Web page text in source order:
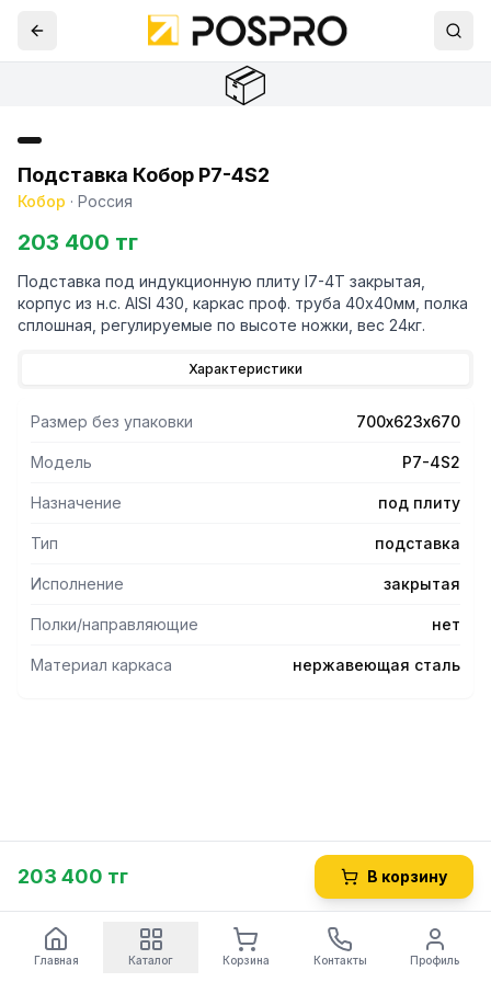
📦
Подставка Кобор P7-4S2
Кобор · Россия
203 400 тг
Подставка под индукционную плиту I7-4T закрытая,
корпус из н.с. AISI 430, каркас проф. труба 40х40мм, полка
сплошная, регулируемые по высоте ножки, вес 24кг.
Характеристики
Размер без упаковки 700х623х670
Модель P7-4S2
Назначение под плиту
Тип подставка
Исполнение закрытая
Полки/направляющие нет
Материал каркаса нержавеющая сталь
203 400 тг В корзину
Главная Каталог Корзина Контакты Профиль